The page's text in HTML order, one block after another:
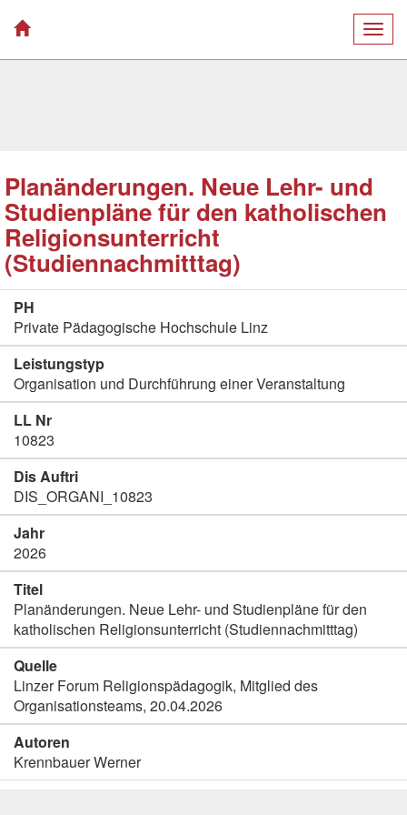
Planänderungen. Neue Lehr- und
Studienpläne für den katholischen
Religionsunterricht
(Studiennachmitttag)
PH
Private Pädagogische Hochschule Linz
Leistungstyp
Organisation und Durchführung einer Veranstaltung
LL Nr
10823
Dis Auftri
DIS_ORGANI_10823
Jahr
2026
Titel
Planänderungen. Neue Lehr- und Studienpläne für den
katholischen Religionsunterricht (Studiennachmitttag)
Quelle
Linzer Forum Religionspädagogik, Mitglied des
Organisationsteams, 20.04.2026
Autoren
Krennbauer Werner